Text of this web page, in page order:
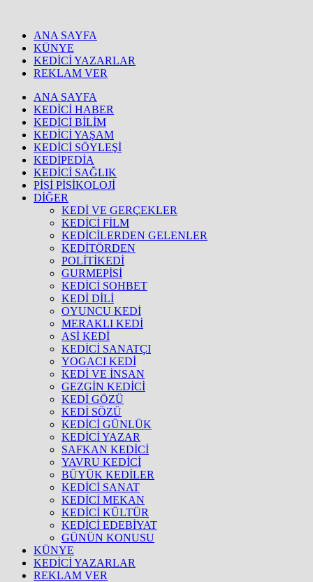
ANA SAYFA
KÜNYE
KEDİCİ YAZARLAR
REKLAM VER
ANA SAYFA
KEDİCİ HABER
KEDİCİ BİLİM
KEDİCİ YAŞAM
KEDİCİ SÖYLEŞİ
KEDİPEDİA
KEDİCİ SAĞLIK
PİSİ PİSİKOLOJİ
DİĞER
KEDİ VE GERÇEKLER
KEDİCİ FİLM
KEDİCİLERDEN GELENLER
KEDİTÖRDEN
POLİTİKEDİ
GURMEPİSİ
KEDİCİ SOHBET
KEDİ DİLİ
OYUNCU KEDİ
MERAKLI KEDİ
ASİ KEDİ
KEDİCİ SANATÇI
YOGACI KEDİ
KEDİ VE İNSAN
GEZGİN KEDİCİ
KEDİ GÖZÜ
KEDİ SÖZÜ
KEDİCİ GÜNLÜK
KEDİCİ YAZAR
SAFKAN KEDİCİ
YAVRU KEDİCİ
BÜYÜK KEDİLER
KEDİCİ SANAT
KEDİCİ MEKAN
KEDİCİ KÜLTÜR
KEDİCİ EDEBİYAT
GÜNÜN KONUSU
KÜNYE
KEDİCİ YAZARLAR
REKLAM VER